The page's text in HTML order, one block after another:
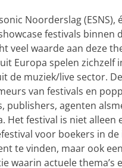
Noorderslag (ESNS),
festivals binnen
veel waarde aan deze
Europa spelen zichzelf
de muziek/live sector.
van festivals en
publishers, agenten
Het festival is niet alleen
voor boekers in
te vinden, maar ook
waarin actuele thema’s